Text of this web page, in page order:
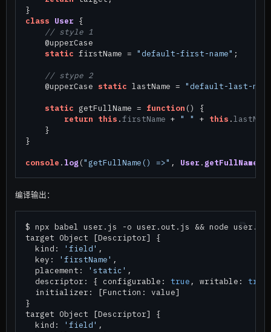
class
User {
// style 1
    @upperCase
static firstName = "default-first-name" ;
// stype 2
    @upperCase
static lastName = "default-last-
static getFullName = function () {
return
this .firstName + " " + this .
    }
}
console . log("getFullName() =>" , User . getFullName
编译输出：
$ npx babel user.js -o user.out.js && node
target Object [Descriptor] {
  kind:
'field' ,
  key:
'firstName' ,
  placement:
'static' ,
  descriptor: { configurable:
true , writable: true
  initializer: [Function: value]
}
target Object [Descriptor] {
  kind:
'field' ,